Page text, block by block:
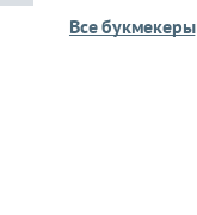
Все букмекеры